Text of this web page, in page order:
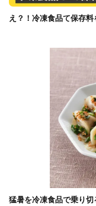
え？！冷凍食品て保存
猛暑を冷凍食品で乗り